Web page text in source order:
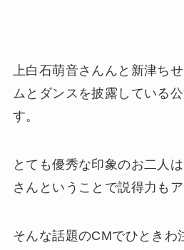
上白石萌音さんんと新津ち
ムとダンスを披露している
す。
とても優秀な印象のお二人
さんということで説得力もア
そんな話題のCMでひときわ